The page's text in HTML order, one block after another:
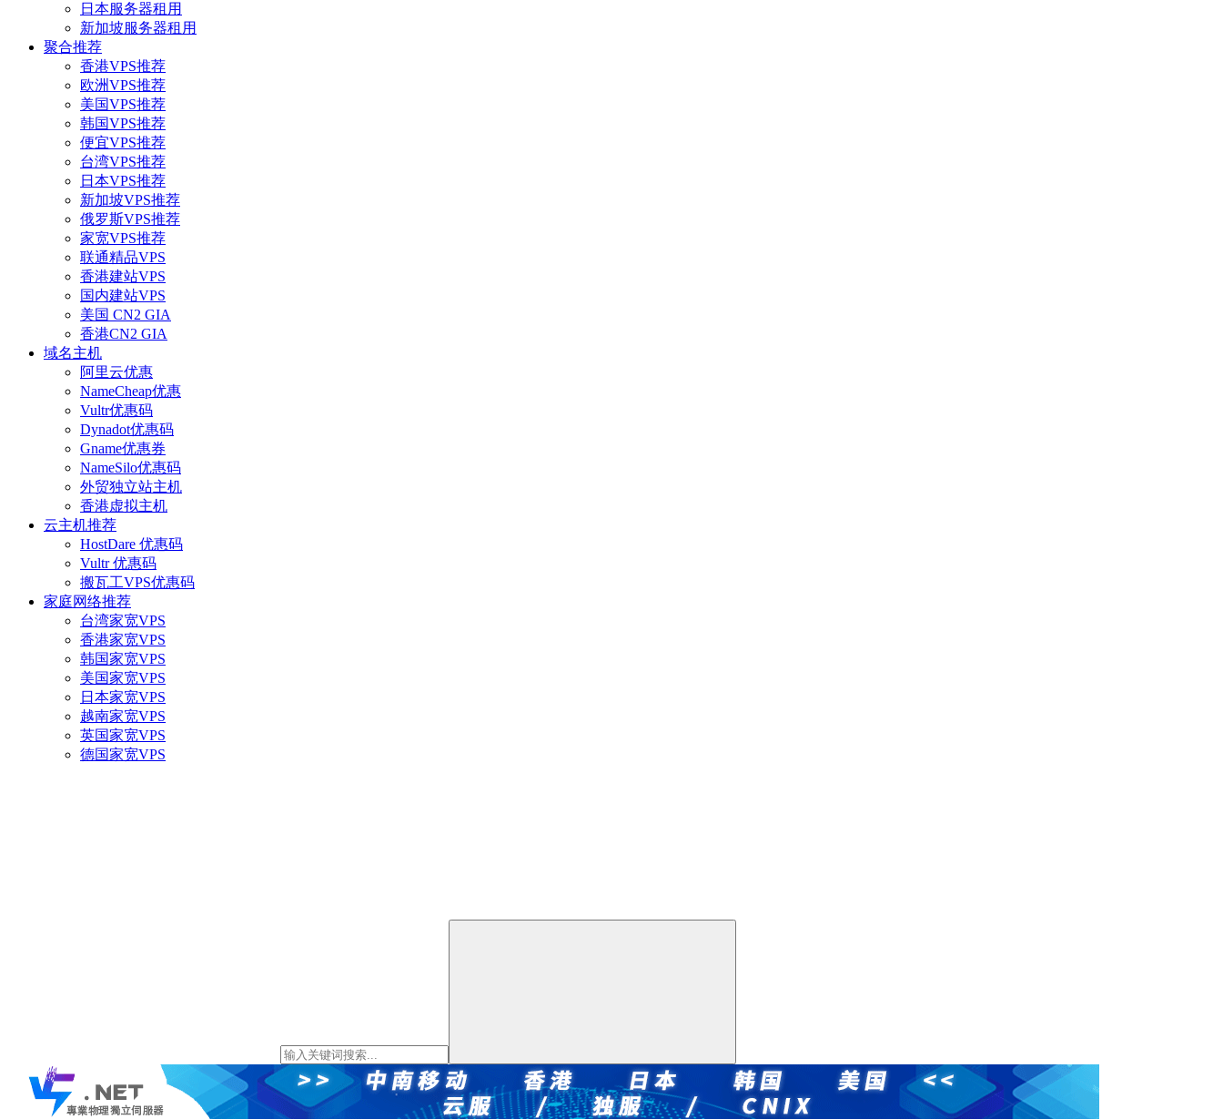
日本服务器租用
新加坡服务器租用
聚合推荐
香港VPS推荐
欧洲VPS推荐
美国VPS推荐
韩国VPS推荐
便宜VPS推荐
台湾VPS推荐
日本VPS推荐
新加坡VPS推荐
俄罗斯VPS推荐
家宽VPS推荐
联通精品VPS
香港建站VPS
国内建站VPS
美国 CN2 GIA
香港CN2 GIA
域名主机
阿里云优惠
NameCheap优惠
Vultr优惠码
Dynadot优惠码
Gname优惠券
NameSilo优惠码
外贸独立站主机
香港虚拟主机
云主机推荐
HostDare 优惠码
Vultr 优惠码
搬瓦工VPS优惠码
家庭网络推荐
台湾家宽VPS
香港家宽VPS
韩国家宽VPS
美国家宽VPS
日本家宽VPS
越南家宽VPS
英国家宽VPS
德国家宽VPS